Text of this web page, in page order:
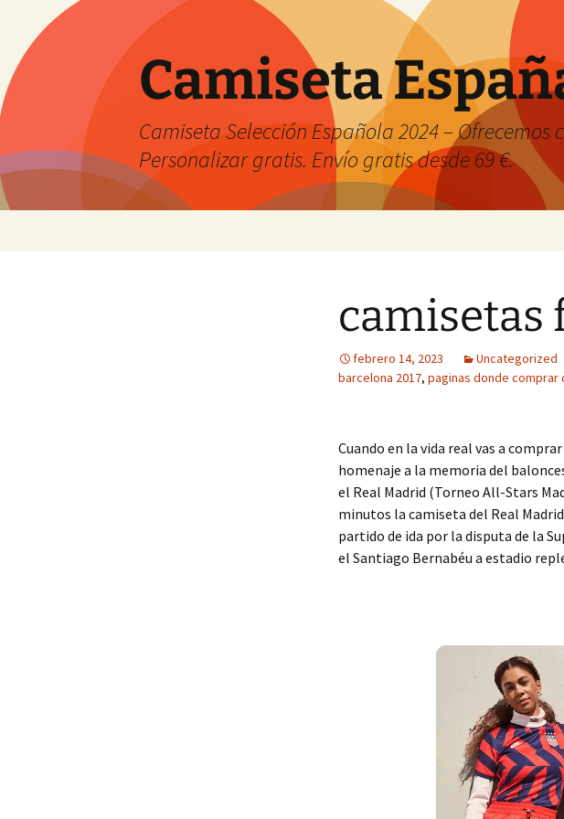
Camiseta
Camiseta Selección Española 2024 –
Personalizar gratis. Envío gratis desde 69 €.
camisetas
febrero 14, 2023 Uncategorized
barcelona 2017, paginas donde
Cuando en la vida real vas a
homenaje a la memoria del
el Real Madrid (Torneo All-Stars
minutos la camiseta del Real
partido de ida por la disputa de la
el Santiago Bernabéu a estadio